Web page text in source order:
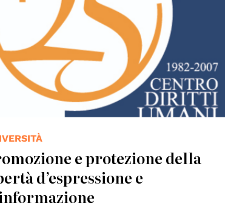
e protezione della
d’espressione e